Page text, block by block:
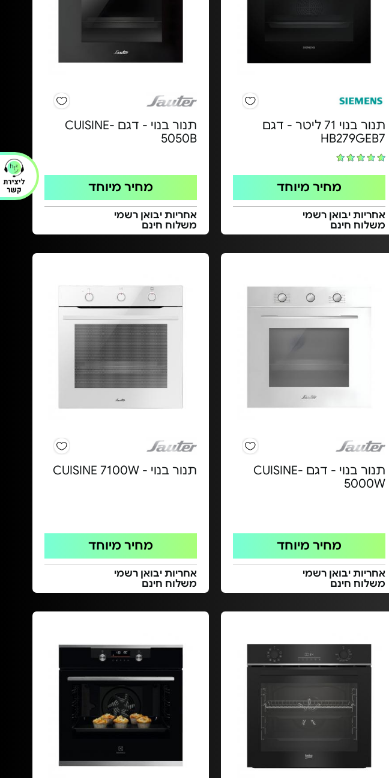
תנור בנוי 71 ליטר - דגם
HB279GEB7
מחיר מיוחד
אחריות יבואן רשמי
משלוח חינם
תנור בנוי - דגם CUISINE-
5050B
מחיר מיוחד
אחריות יבואן רשמי
משלוח חינם
תנור בנוי - דגם CUISINE-
5000W
מחיר מיוחד
אחריות יבואן רשמי
משלוח חינם
תנור בנוי - CUISINE 7100W
מחיר מיוחד
אחריות יבואן רשמי
משלוח חינם